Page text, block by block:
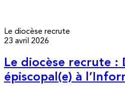
Le diocèse recrute
23 avril 2026
Le diocèse recrute :
épiscopal(e) à